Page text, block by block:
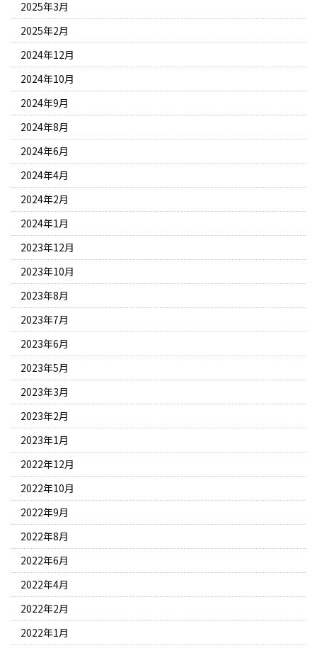
2025年3月
2025年2月
2024年12月
2024年10月
2024年9月
2024年8月
2024年6月
2024年4月
2024年2月
2024年1月
2023年12月
2023年10月
2023年8月
2023年7月
2023年6月
2023年5月
2023年3月
2023年2月
2023年1月
2022年12月
2022年10月
2022年9月
2022年8月
2022年6月
2022年4月
2022年2月
2022年1月